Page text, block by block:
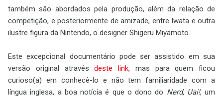
também são abordados pela produção, além da relação de
competição, e posteriormente de amizade, entre Iwata e outra
ilustre figura da Nintendo, o designer Shigeru Miyamoto.
Este excepcional documentário pode ser assistido em sua
versão original atravésdeste link, mas para quem ficou
curioso(a) em conhecê-lo e não tem familiaridade com a
língua inglesa, a boa notícia é que o dono do Nerd, Uai!, um